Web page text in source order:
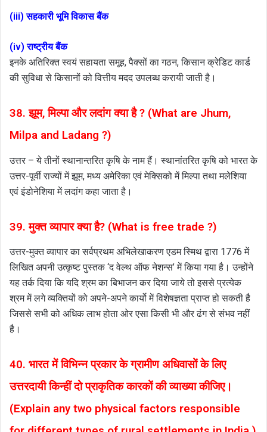
(iii) सहकारी भूमि विकास बैंक
(iv) राष्ट्रीय बैंक
इनके अतिरिक्त स्वयं सहायता समूह, पैक्सों का गठन, किसान क्रेडिट कार्ड
की सुविधा से किसानों को वित्तीय मदद उपलब्ध करायी जाती है।
38. झूम, मिल्पा और लदांग क्या है ? (What are Jhum,
Milpa and Ladang ?)
उत्तर – ये तीनों स्थानान्तरित कृषि के नाम हैं। स्थानांतरित कृषि को भारत के
उत्तर-पूर्वी राज्यों में झूम, मध्य अमेरिका एवं मेक्सिको में मिल्पा तथा मलेशिया
एवं इंडोनेशिया में लदांग कहा जाता है।
39. मुक्त व्यापार क्या है? (What is free trade ?)
उत्तर-मुक्त व्यापार का सर्वप्रथम अभिलेखाकरण एडम स्मिथ द्वारा 1776 में
लिखित अपनी उत्कृष्ट पुस्तक ‘द वेल्थ ऑफ नेशन्स’ में किया गया है। उन्होंने
यह तर्क दिया कि यदि श्रम का बिभाजन कर दिया जाये तो इससे प्रत्येक
श्रम में लगे व्यक्तियों को अपने-अपने कार्यो में विशेषज्ञता प्राप्त हो सकती है
जिससे सभी को अधिक लाभ होता ओर एसा किसी भी और ढंग से संभव नहीं
है।
40. भारत में विभिन्न प्रकार के ग्रामीण अधिवासों के लिए
उत्तरदायी किन्हीं दो प्राकृतिक कारकों की व्याख्या कीजिए।
(Explain any two physical factors responsible